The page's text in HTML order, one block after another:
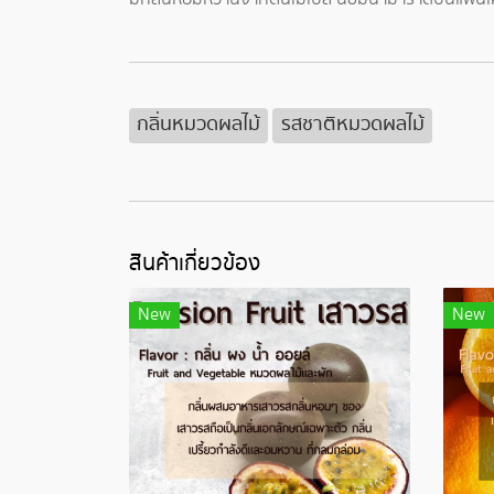
กลิ่นหมวดผลไม้ รสชาติหมวดผลไม้
สินค้าเกี่ยวข้อง
New New